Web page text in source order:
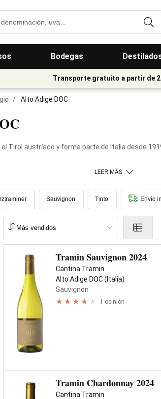
Bodegas
Transporte gratuito a partir de
/ Alto Adige DOC
Tirol austríaco y forma parte de Italia desde
LEER MÁS
Sauvignon Tinto Envío
Tramin Sauvignon 2024
Cantina Tramin
Alto Adige DOC (Italia)
Sauvignon
1 opinión
Tramin Chardonnay 2024
Cantina Tramin